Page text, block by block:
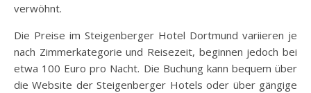
verwöhnt.
Die Preise im Steigenberger Hotel Dortmund variieren je
nach Zimmerkategorie und Reisezeit, beginnen jedoch bei
etwa 100 Euro pro Nacht. Die Buchung kann bequem über
die Website der Steigenberger Hotels oder über gängige